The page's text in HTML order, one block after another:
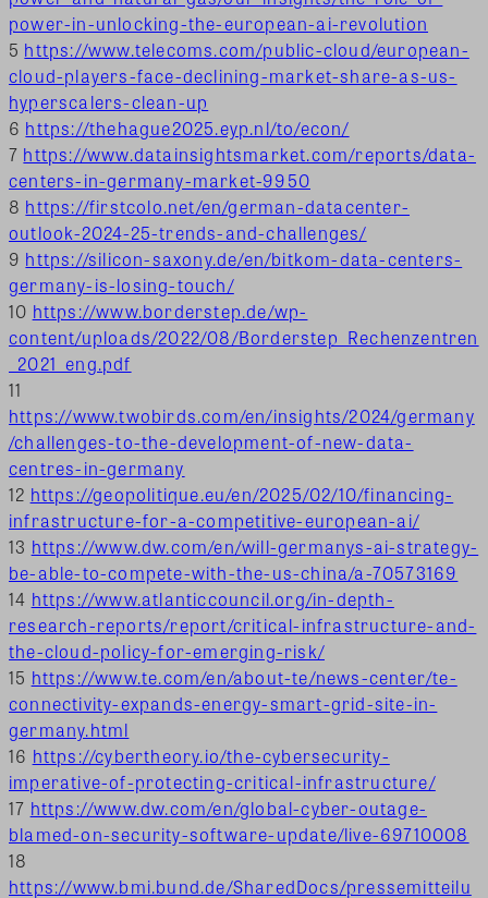
power-in-unlocking-the-european-ai-revolution
5 https://www.telecoms.com/public-cloud/european-
cloud-players-face-declining-market-share-as-us-
hyperscalers-clean-up
6 https://thehague2025.eyp.nl/to/econ/
7 https://www.datainsightsmarket.com/reports/data-
centers-in-germany-market-9950
8 https://firstcolo.net/en/german-datacenter-
outlook-2024-25-trends-and-challenges/
9 https://silicon-saxony.de/en/bitkom-data-centers-
germany-is-losing-touch/
10 https://www.borderstep.de/wp-
content/uploads/2022/08/Borderstep_Rechenzentren
_2021_eng.pdf
11
https://www.twobirds.com/en/insights/2024/germany
/challenges-to-the-development-of-new-data-
centres-in-germany
12 https://geopolitique.eu/en/2025/02/10/financing-
infrastructure-for-a-competitive-european-ai/
13 https://www.dw.com/en/will-germanys-ai-strategy-
be-able-to-compete-with-the-us-china/a-70573169
14 https://www.atlanticcouncil.org/in-depth-
research-reports/report/critical-infrastructure-and-
the-cloud-policy-for-emerging-risk/
15 https://www.te.com/en/about-te/news-center/te-
connectivity-expands-energy-smart-grid-site-in-
germany.html
16 https://cybertheory.io/the-cybersecurity-
imperative-of-protecting-critical-infrastructure/
17 https://www.dw.com/en/global-cyber-outage-
blamed-on-security-software-update/live-69710008
18
https://www.bmi.bund.de/SharedDocs/pressemitteilu